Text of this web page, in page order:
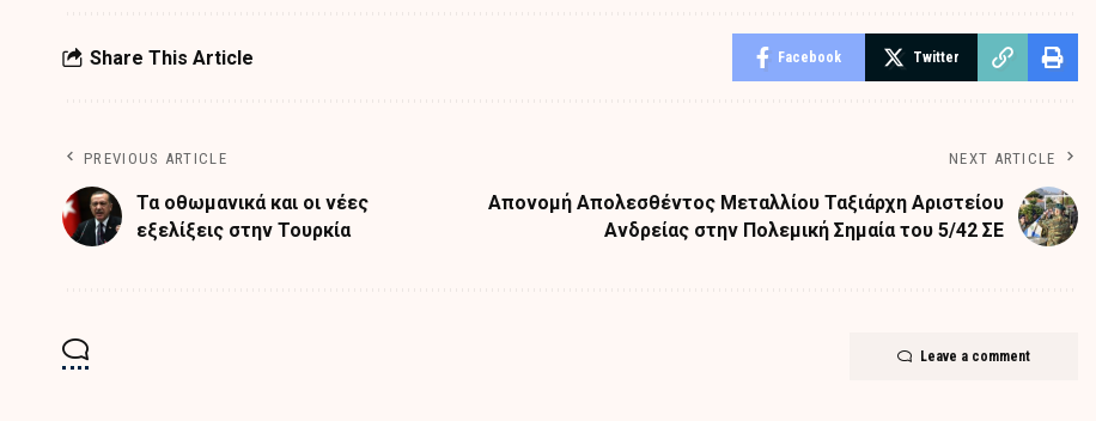
Share This Article Facebook Twitter
PREVIOUS ARTICLE
Τα οθωμανικά και οι νέες
εξελίξεις στην Τουρκία
NEXT ARTICLE
Απονομή Απολεσθέντος Μεταλλίου Ταξιάρχη Αριστείου
Ανδρείας στην Πολεμική Σημαία του 5/42 ΣΕ
Leave a comment